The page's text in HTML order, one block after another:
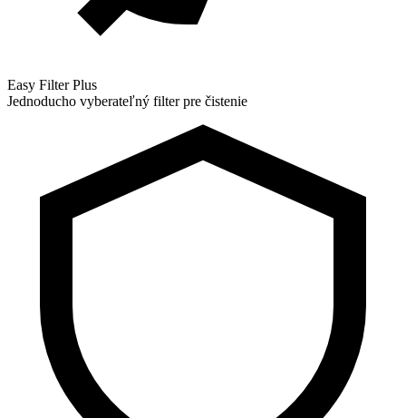
Easy Filter Plus
Jednoducho vyberateľný filter pre čistenie